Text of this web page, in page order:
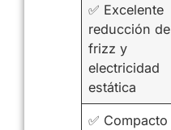
✅ Excelente
reducción de
frizz y
electricidad
estática
✅ Compacto